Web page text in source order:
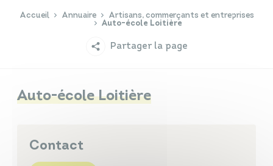
Accueil Annuaire
Artisans, commerçants et entreprises
Auto-école Loitière
Partager la page
Auto-école Loitière
Contact
Annuaires